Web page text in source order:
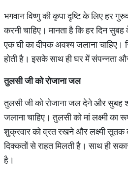
भगवान विष्णु की कृपा दृष्टि के लिए हर
करनी चाहिए। मानता है कि हर दिन
एक घी का दीपक अवश्य जलाना
होती है। इसके साथ ही घर में संपन्नता और
तुलसीजीकोरोजानाजल
तुलसी जी को रोजाना जल देने और सुबह
जलाना चाहिए। तुलसी को मां लक्ष्मी का
शुक्रवार को व्रत रखने और लक्ष्मी सूतक
दिक्कतों से राहत मिलती है। साथ ही
है।